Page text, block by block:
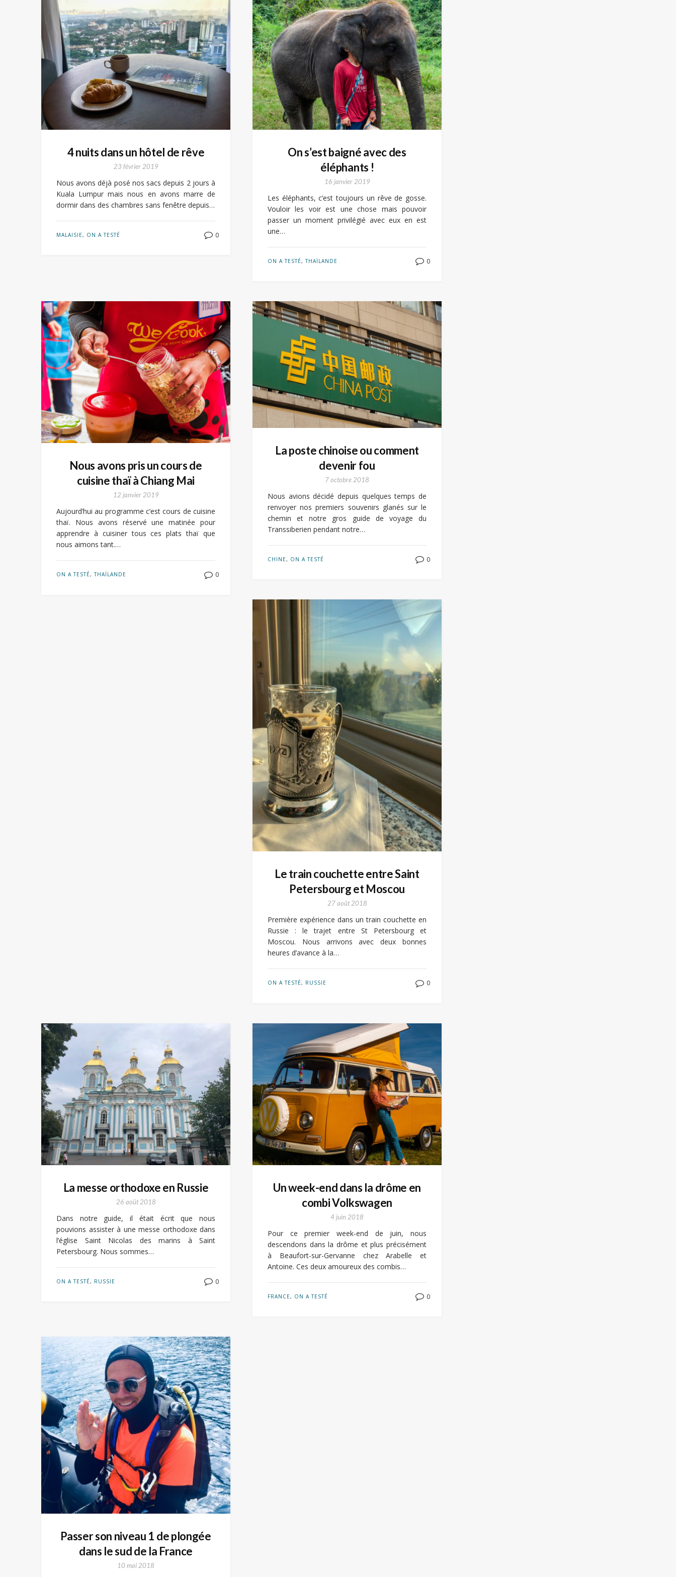
4 nuits dans un hôtel de rêve
23 février 2019
Nous avons déjà posé nos sacs depuis 2 jours à
Kuala Lumpur mais nous en avons marre de
dormir dans des chambres sans fenêtre depuis…
MALAISIE, ON A TESTÉ 0
On s’est baigné avec des
éléphants !
16 janvier 2019
Les éléphants, c’est toujours un rêve de gosse.
Vouloir les voir est une chose mais pouvoir
passer un moment privilégié avec eux en est
une…
ON A TESTÉ,THAÏLANDE 0
Nous avons pris un cours de
cuisine thaï à Chiang Mai
12 janvier 2019
Aujourd’hui au programme c’est cours de cuisine
thaï. Nous avons réservé une matinée pour
apprendre à cuisiner tous ces plats thaï que
nous aimons tant.…
ON A TESTÉ,THAÏLANDE 0
La poste chinoise ou comment
devenir fou
7 octobre 2018
Nous avions décidé depuis quelques temps de
renvoyer nos premiers souvenirs glanés sur le
chemin et notre gros guide de voyage du
Transsiberien pendant notre…
CHINE, ON A TESTÉ 0
Le train couchette entre Saint
Petersbourg et Moscou
27 août 2018
Première expérience dans un train couchette en
Russie : le trajet entre St Petersbourg et
Moscou. Nous arrivons avec deux bonnes
heures d’avance à la…
ON A TESTÉ, RUSSIE 0
La messe orthodoxe en Russie
26 août 2018
Dans notre guide, il était écrit que nous
pouvions assister à une messe orthodoxe dans
l’église Saint Nicolas des marins à Saint
Petersbourg. Nous sommes…
ON A TESTÉ, RUSSIE 0
Un week-end dans la drôme en
combi Volkswagen
4 juin 2018
Pour ce premier week-end de juin, nous
descendons dans la drôme et plus précisément
à Beaufort-sur-Gervanne chez Arabelle et
Antoine. Ces deux amoureux des combis…
FRANCE, ON A TESTÉ 0
Passer son niveau 1 de plongée
dans le sud de la France
10 mai 2018